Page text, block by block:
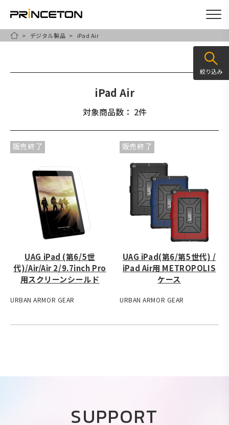
HOMEデジタル製品 iPad Air
iPad Air
対象商品数： 2件
販売終了
UAG iPad (第6/5世
代)/Air/Air 2/9.7inch Pro
用スクリーンシールド
URBAN ARMOR GEAR
販売終了
UAG iPad(第6/第5世代) /
iPad Air用 METROPOLIS
ケース
URBAN ARMOR GEAR
絞り込み
SUPPORT